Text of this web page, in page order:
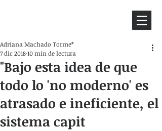
"Bajo esta idea de que
todo lo 'no moderno' es
atrasado e ineficiente, el
sistema capit
Adriana Machado Torme*
7 dic 201810 min de lectura